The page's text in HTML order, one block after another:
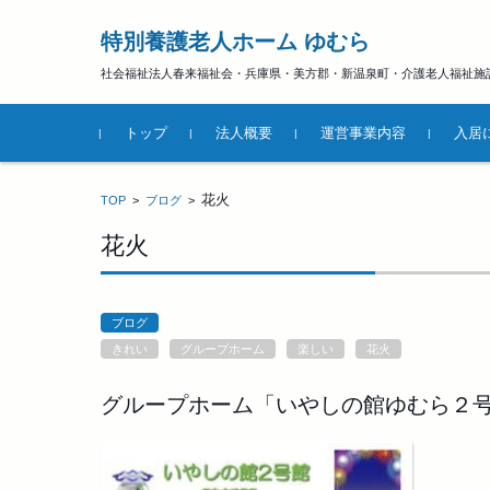
特別養護老人ホーム ゆむら
社会福祉法人春来福祉会・兵庫県・美方郡・新温泉町・介護老人福祉
コンテンツに移動
トップ
法人概要 運営事業内容 入居
TOP > ブログ > 花火
花火
ブログ
きれい
グループホーム 楽しい 花火
グループホーム「いやしの館ゆむら２